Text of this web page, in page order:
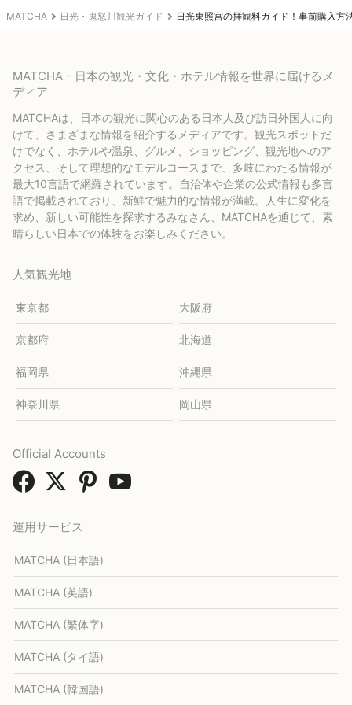
MATCHA 日光・鬼怒川観光ガイド 日光東照宮の拝観料ガイド！事前購入方
MATCHA - 日本の観光・文化・ホテル情報を世界に届けるメ
ディア
MATCHAは、日本の観光に関心のある日本人及び訪日外国人に向
けて、さまざまな情報を紹介するメディアです。観光スポットだ
けでなく、ホテルや温泉、グルメ、ショッピング、観光地へのア
クセス、そして理想的なモデルコースまで、多岐にわたる情報が
最大10言語で網羅されています。自治体や企業の公式情報も多言
語で掲載されており、新鮮で魅力的な情報が満載。人生に変化を
求め、新しい可能性を探求するみなさん、MATCHAを通じて、素
晴らしい日本での体験をお楽しみください。
人気観光地
東京都 大阪府
京都府 北海道
福岡県 沖縄県
神奈川県 岡山県
運用サービス
MATCHA (日本語)
MATCHA (英語)
MATCHA (繁体字)
MATCHA (タイ語)
MATCHA (韓国語)
Official Accounts